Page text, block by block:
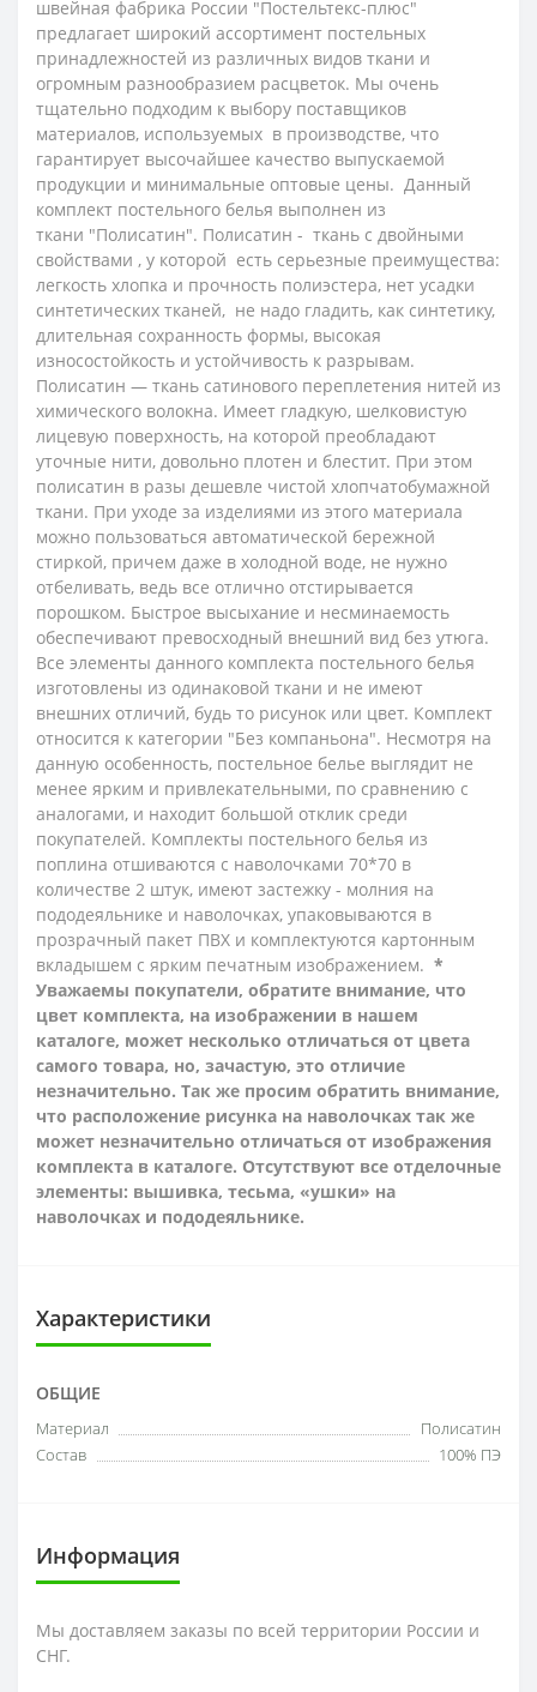
швейная фабрика России "Постельтекс-плюс"
предлагает широкий ассортимент постельных
принадлежностей из различных видов ткани и
огромным разнообразием расцветок. Мы очень
тщательно подходим к выбору поставщиков
материалов, используемых в производстве, что
гарантирует высочайшее качество выпускаемой
продукции и минимальные оптовые цены. Данный
комплект постельного белья выполнен из
ткани "Полисатин". Полисатин - ткань с двойными
свойствами , у которой есть серьезные преимущества:
легкость хлопка и прочность полиэстера, нет усадки
синтетических тканей, не надо гладить, как синтетику,
длительная сохранность формы, высокая
износостойкость и устойчивость к разрывам.
Полисатин — ткань сатинового переплетения нитей из
химического волокна. Имеет гладкую, шелковистую
лицевую поверхность, на которой преобладают
уточные нити, довольно плотен и блестит. При этом
полисатин в разы дешевле чистой хлопчатобумажной
ткани. При уходе за изделиями из этого материала
можно пользоваться автоматической бережной
стиркой, причем даже в холодной воде, не нужно
отбеливать, ведь все отлично отстирывается
порошком. Быстрое высыхание и несминаемость
обеспечивают превосходный внешний вид без утюга.
Все элементы данного комплекта постельного белья
изготовлены из одинаковой ткани и не имеют
внешних отличий, будь то рисунок или цвет. Комплект
относится к категории "Без компаньона". Несмотря на
данную особенность, постельное белье выглядит не
менее ярким и привлекательными, по сравнению с
аналогами, и находит большой отклик среди
покупателей. Комплекты постельного белья из
поплина отшиваются с наволочками 70*70 в
количестве 2 штук, имеют застежку - молния на
пододеяльнике и наволочках, упаковываются в
прозрачный пакет ПВХ и комплектуются картонным
вкладышем с ярким печатным изображением. *
Уважаемы покупатели, обратите внимание, что
цвет комплекта, на изображении в нашем
каталоге, может несколько отличаться от цвета
самого товара, но, зачастую, это отличие
незначительно. Так же просим обратить внимание,
что расположение рисунка на наволочках так же
может незначительно отличаться от изображения
комплекта в каталоге. Отсутствуют все отделочные
элементы: вышивка, тесьма, «ушки» на
наволочках и пододеяльнике.
Характеристики
ОБЩИЕ
Материал
Полисатин
Состав
100% ПЭ
Информация
Мы доставляем заказы по всей территории России и
СНГ.